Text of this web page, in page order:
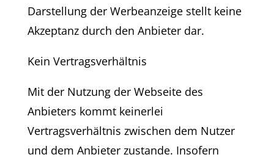
Darstellung der Werbeanzeige stellt keine
Akzeptanz durch den Anbieter dar.
Kein Vertragsverhältnis
Mit der Nutzung der Webseite des
Anbieters kommt keinerlei
Vertragsverhältnis zwischen dem Nutzer
und dem Anbieter zustande. Insofern